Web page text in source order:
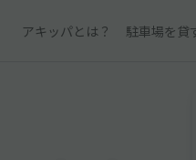
アキッパとは？ 駐車場を貸